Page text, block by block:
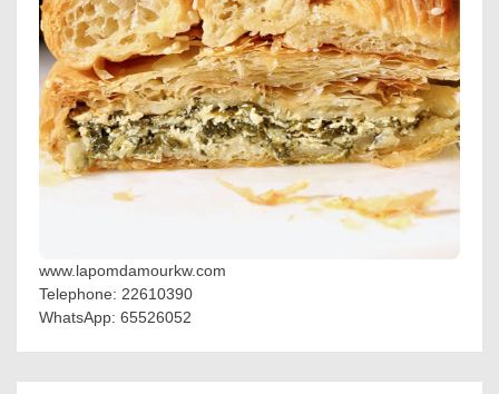
www.lapomdamourkw.com
Telephone: 22610390
WhatsApp: 65526052